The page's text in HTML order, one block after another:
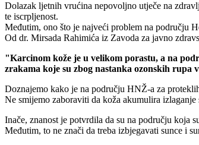
Dolazak ljetnih vrućina nepovoljno utječe na
te iscrpljenost.
Međutim, ono što je najveći problem na području
Od dr. Mirsada Rahimića iz Zavoda za javno
"Karcinom kože je u velikom porastu, a na
zrakama koje su zbog nastanka ozonskih rupa
Doznajemo kako je na području HNŽ-a za
Ne smijemo zaboraviti da koža akumulira
Inače, znanost je potvrdila da su na području koja
Međutim, to ne znači da treba izbjegavati sunce i